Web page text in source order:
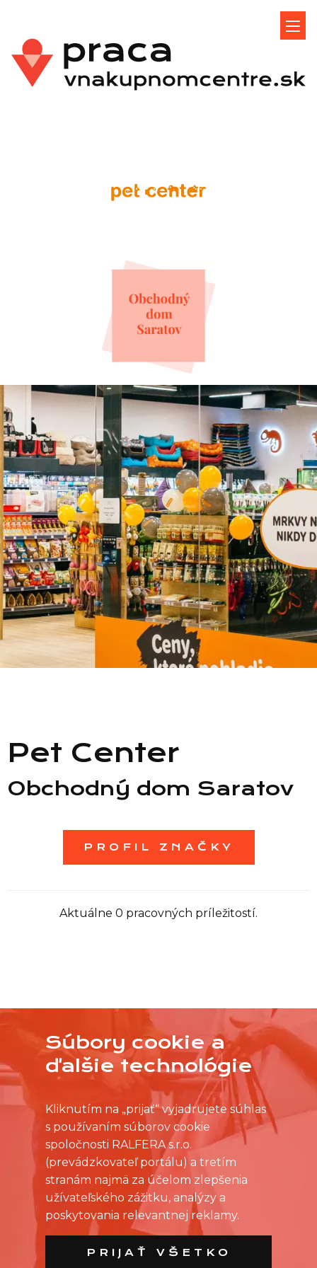
Zoznam predajní
Informácie
Pet Center
Obchodný dom Saratov
PROFIL ZNAČKY
Aktuálne 0 pracovných príležitostí.
NEVYBRALI STE SI Z PRACOVNÝCH PONÚK?
OSLOVTE PREDAJŇU PRIAMO S VAŠIMI
ČASOVÝMI MOŽNOSŤAMI
Súbory cookie a
ďalšie technológie
Kliknutím na „prijať“ vyjadrujete súhlas
s používaním súborov cookie
spoločnosti RALFERA s.r.o.
(prevádzkovateľ portálu) a tretím
stranám najmä za účelom zlepšenia
užívateľského zážitku, analýzy a
poskytovania relevantnej reklamy.
PRIJAŤ VŠETKO